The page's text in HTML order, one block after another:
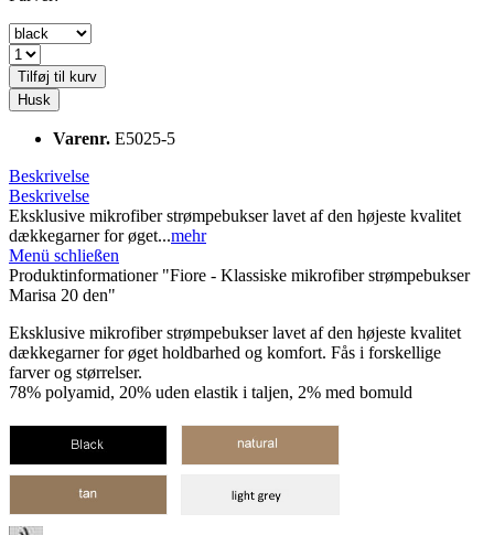
Tilføj til kurv
Husk
Varenr. E5025-5
Beskrivelse
Beskrivelse
Eksklusive mikrofiber strømpebukser lavet af den højeste kvalitet
dækkegarner for øget...mehr
Menü schließen
Produktinformationer "Fiore - Klassiske mikrofiber strømpebukser
Marisa 20 den"
Eksklusive mikrofiber strømpebukser lavet af den højeste kvalitet
dækkegarner for øget holdbarhed og komfort. Fås i forskellige
farver og størrelser.
78% polyamid, 20% uden elastik i taljen, 2% med bomuld